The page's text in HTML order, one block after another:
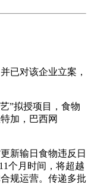
已对该企业立案，
”拟授项目，食物
加，巴西网
新输日食物违反日
个月时间，将超越
规运营。传递多批